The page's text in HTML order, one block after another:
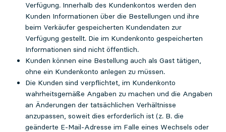
Verfügung. Innerhalb des Kundenkontos werden den
Kunden Informationen über die Bestellungen und ihre
beim Verkäufer gespeicherten Kundendaten zur
Verfügung gestellt. Die im Kundenkonto gespeicherten
Informationen sind nicht öffentlich.
Kunden können eine Bestellung auch als Gast tätigen,
ohne ein Kundenkonto anlegen zu müssen.
Die Kunden sind verpflichtet, im Kundenkonto
wahrheitsgemäße Angaben zu machen und die Angaben
an Änderungen der tatsächlichen Verhältnisse
anzupassen, soweit dies erforderlich ist (z. B. die
geänderte E-Mail-Adresse im Falle eines Wechsels oder